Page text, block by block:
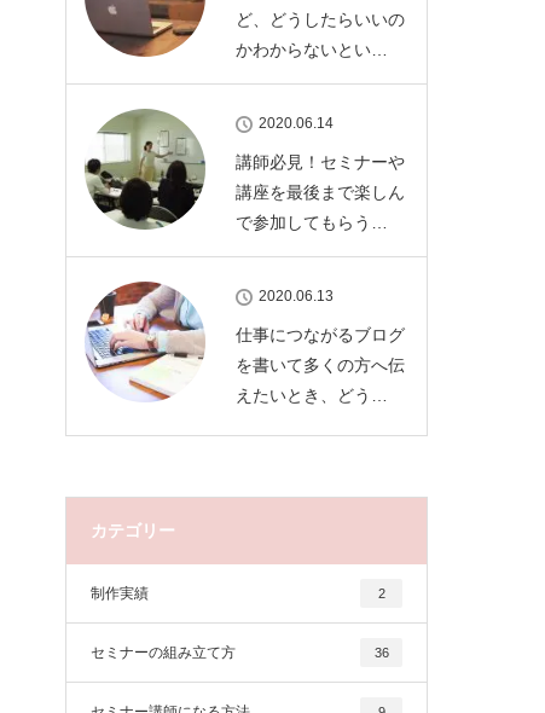
ど、どうしたらいいの
かわからないとい…
2020.06.14
講師必見！セミナーや
講座を最後まで楽しん
で参加してもらう…
2020.06.13
仕事につながるブログ
を書いて多くの方へ伝
えたいとき、どう…
カテゴリー
制作実績 2
セミナーの組み立て方 36